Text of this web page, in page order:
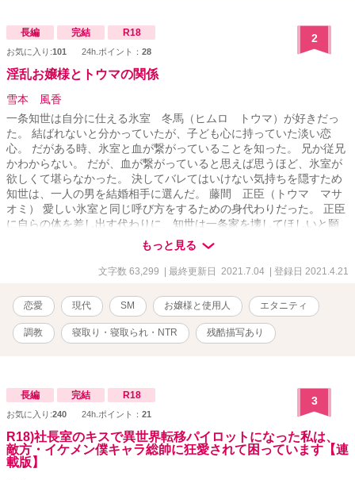
長編 完結 R18
お気に入り:101 24h.ポイント： 28
2
淫乱お嬢様とトウマの関係
雪本 風香
一条知世は自分に仕える氷室 冬馬（ヒムロ トウマ）が好きだっ
た。 結ばれないと分かっていたが、子ども心に持っていた淡い恋
心。 だがある時、氷室と血が繋がっていることを知った。 兄か従兄
かわからない。 だが、血が繋がっていると思えば思うほど、氷室が
欲しくて堪らなかった。 決してバレてはいけない気持ちを隠すため
知世は、一人の男を結婚相手に選んだ。 藤間 正臣（トウマ マサ
オミ） 愛しい氷室と同じ呼び方をするための身代わりだった。 正臣
に自らの体を差し出す代わりに、知世は一条家を壊してほしいと願
う。 藤間正臣と、氷室冬馬。 二人のトウマの間で知世は自らの欲望
と願いを叶えようと画策するが……。 基本的にエロ重視です。 不定
期更新です。 ムーンライトノベルズ様にも掲載中です。
もっと見る
文字数 63,299 | 最終更新日 2021.7.04 | 登録日 2021.4.21
恋愛 現代 SM お嬢様と使用人 エタニティ
調教 寝取り・寝取られ・NTR 残酷描写あり
長編 完結 R18
お気に入り:240 24h.ポイント： 21
3
R18)社長室のキスで異世界転移パイロットになった私は、
敵方・イケメン僕キャラ総帥に狂愛されて困っています【連
載版】